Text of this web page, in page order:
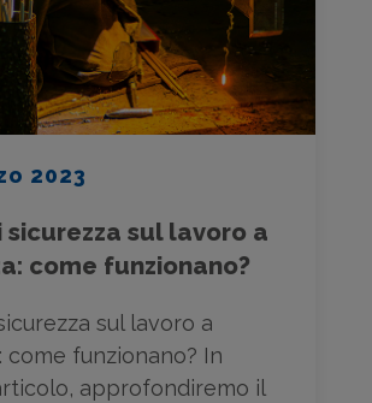
2023
sicurezza sul lavoro a
come funzionano?
sul lavoro a
come funzionano? In
approfondiremo il